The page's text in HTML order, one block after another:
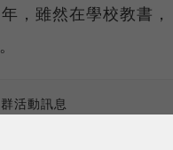
，雖然在學校教書，
活動訊息